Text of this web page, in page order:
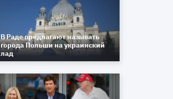
В Раде предлагают называть
города Польши на украинский
лад